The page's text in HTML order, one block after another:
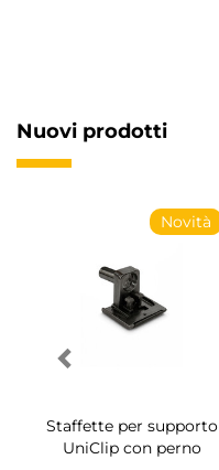
Nuovi prodotti
Novità
Staffette per supporto
UniClip con perno